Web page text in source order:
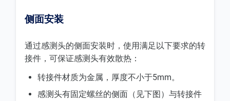
侧面安装
通过感测头的侧面安装时，使用满足以下要求的转
接件，可保证感测头有效散热：
转接件材质为金属，厚度不小于5mm。
感测头有固定螺丝的侧面（见下图）与转接件